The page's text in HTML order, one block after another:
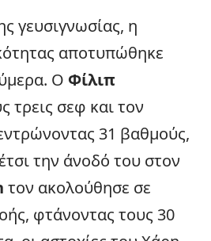
γευσιγνωσίας, η
αποτυπώθηκε
Ο Φίλιπ
τρεις σεφ και τον
31 βαθμούς,
την άνοδό του στον
τον ακολούθησε σε
φτάνοντας τους 30